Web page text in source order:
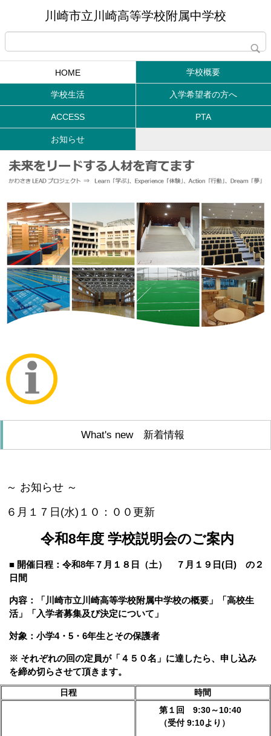
川崎市立川崎高等学校附属中学校
HOME 学校概要
学校生活 入学希望者の方へ
ACCESS PTA
お知らせ
What's new 新着情報
～ お知らせ ～
６月１７日(水)１０：００更新
令和8年度 学校説明会のご案内
■ 開催日程：令和8年７月１８日（土） ７月１９日(日) の２
日間
内容：「川崎市立川崎高等学校附属中学校の概要」「高校生
活」「入学者募集及び決定について」
対象：小学4・5・6年生とその保護者
※ それぞれの回の定員が「４５０名」に達したら、申し込み
を締め切らさせて頂きます。
日程 時間
第１回 9:30～10:40
（受付 9:10より）